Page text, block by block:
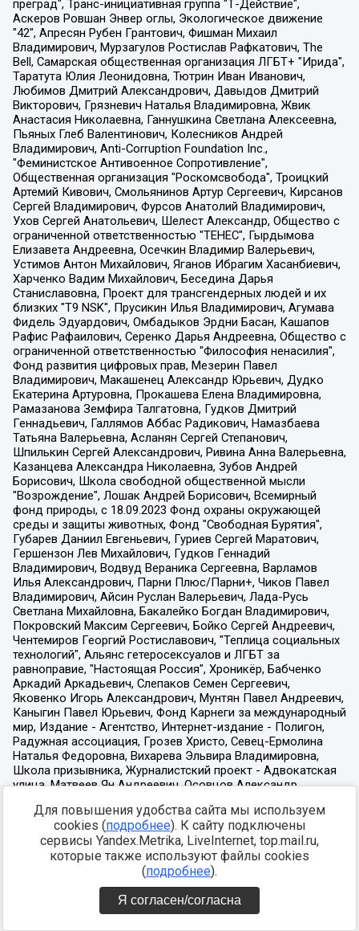
Для повышения удобства сайта мы используем
cookies (подробнее). К сайту подключены
сервисы Yandex.Metrika, LiveInternet, top.mail.ru,
которые также используют файлы cookies
(подробнее).
Я согласен/согласна